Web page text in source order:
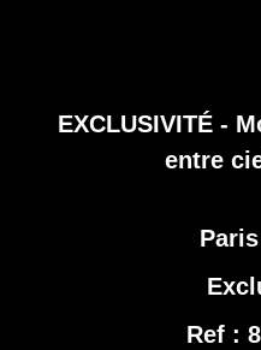
EXCLUSIVITÉ -
entre
Ref :